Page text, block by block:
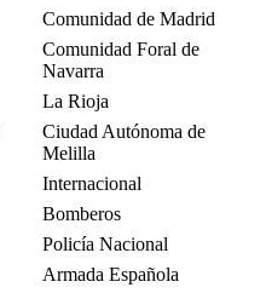
Comunidad de Madrid
Comunidad Foral de
Navarra
La Rioja
Ciudad Autónoma de
Melilla
Internacional
Bomberos
Policía Nacional
Armada Española